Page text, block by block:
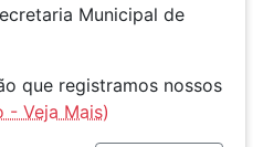
Municipal de
que registramos nossos